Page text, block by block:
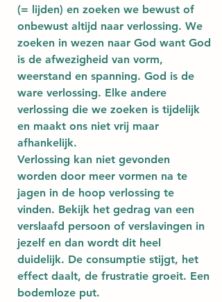
(= lijden) en zoeken we bewust of
onbewust altijd naar verlossing. We
zoeken in wezen naar God want God
is de afwezigheid van vorm,
weerstand en spanning. God is de
ware verlossing. Elke andere
verlossing die we zoeken is tijdelijk
en maakt ons niet vrij maar
afhankelijk.
Verlossing kan niet gevonden
worden door meer vormen na te
jagen in de hoop verlossing te
vinden. Bekijk het gedrag van een
verslaafd persoon of verslavingen in
jezelf en dan wordt dit heel
duidelijk. De consumptie stijgt, het
effect daalt, de frustratie groeit. Een
bodemloze put.